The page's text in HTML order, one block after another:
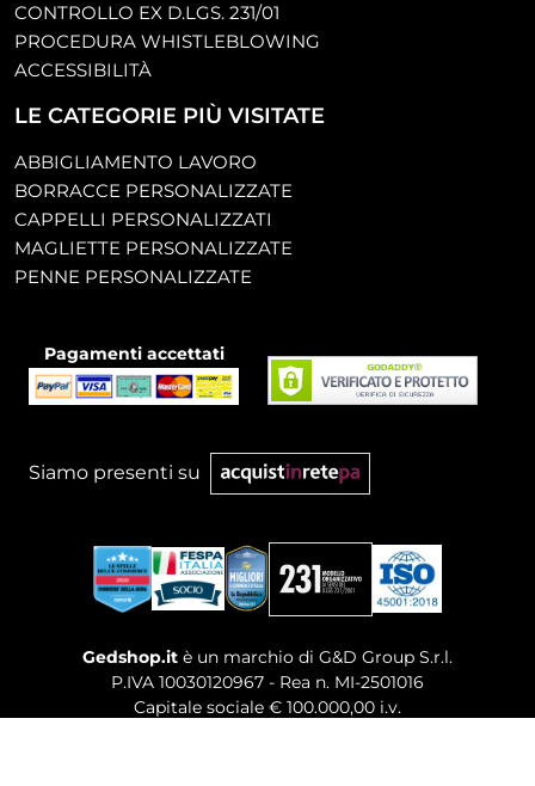
CONTROLLO EX D.LGS. 231/01
PROCEDURA WHISTLEBLOWING
ACCESSIBILITÀ
LE CATEGORIE PIÙ VISITATE
ABBIGLIAMENTO LAVORO
BORRACCE PERSONALIZZATE
CAPPELLI PERSONALIZZATI
MAGLIETTE PERSONALIZZATE
PENNE PERSONALIZZATE
Pagamenti accettati
Siamo presenti su
Gedshop.it è un marchio di G&D Group S.r.l.
P.IVA 10030120967 - Rea n. MI-2501016
Capitale sociale € 100.000,00 i.v.